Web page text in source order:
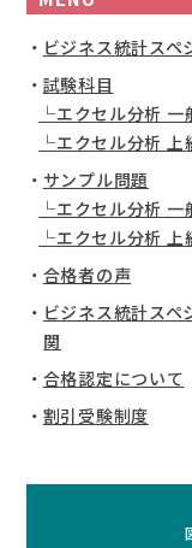
ビジネス統計スペ
試験科目
エクセル分析 一
エクセル分析 上
サンプル問題
エクセル分析 一
エクセル分析 上
合格者の声
ビジネス統計ス
関
合格認定について
割引受験制度